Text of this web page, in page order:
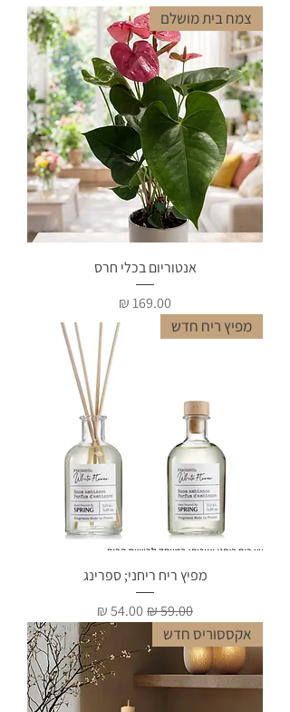
צמח בית מושלם
אנטוריום בכלי חרס
מחיר
מפיץ ריח חדש
מפיץ ריח ריחני; ספרינג
מחיר רגילמחיר מבצע
אקססוריס חדש